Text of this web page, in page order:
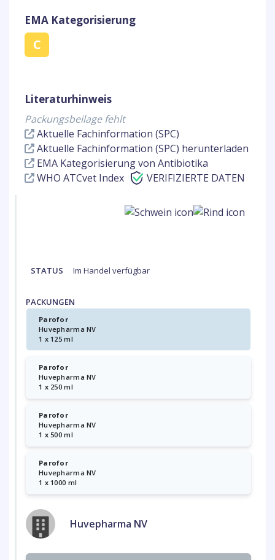
EMA Kategorisierung
C
Literaturhinweis
Packungsbeilage fehlt
Aktuelle Fachinformation (SPC)
Aktuelle Fachinformation (SPC) herunterladen
EMA Kategorisierung von Antibiotika
WHO ATCvet Index
VERIFIZIERTE DATEN
STATUS Im Handel verfügbar
PACKUNGEN
Parofor
Huvepharma NV
1 x 125 ml
Parofor
Huvepharma NV
1 x 250 ml
Parofor
Huvepharma NV
1 x 500 ml
Parofor
Huvepharma NV
1 x 1000 ml
Huvepharma NV